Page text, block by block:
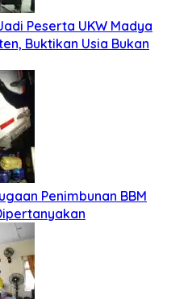
Peserta UKW Madya
Buktikan Usia Bukan
Penimbunan BBM